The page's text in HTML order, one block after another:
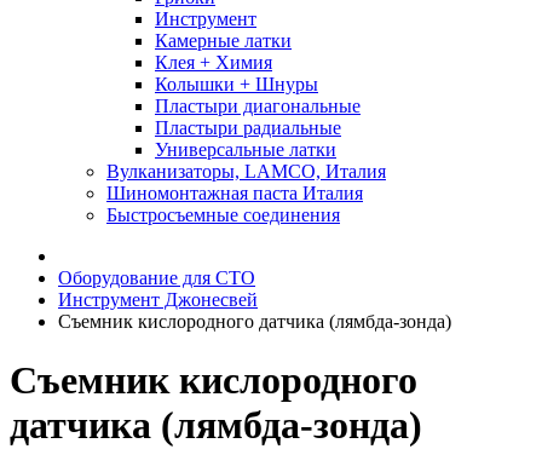
Инструмент
Камерные латки
Клея + Химия
Колышки + Шнуры
Пластыри диагональные
Пластыри радиальные
Универсальные латки
Вулканизаторы, LAMCO, Италия
Шиномонтажная паста Италия
Быстросъемные соединения
Оборудование для СТО
Инструмент Джонесвей
Съемник кислородного датчика (лямбда-зонда)
Съемник кислородного
датчика (лямбда-зонда)